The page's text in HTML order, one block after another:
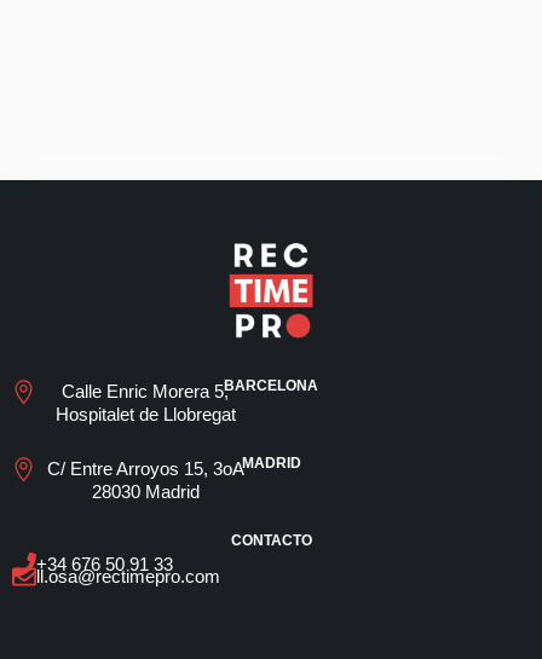
BARCELONA
Calle Enric Morera 5,
Hospitalet de Llobregat
MADRID
C/ Entre Arroyos 15, 3oA
28030 Madrid
CONTACTO
+34 676 50 91 33
ll.osa@rectimepro.com